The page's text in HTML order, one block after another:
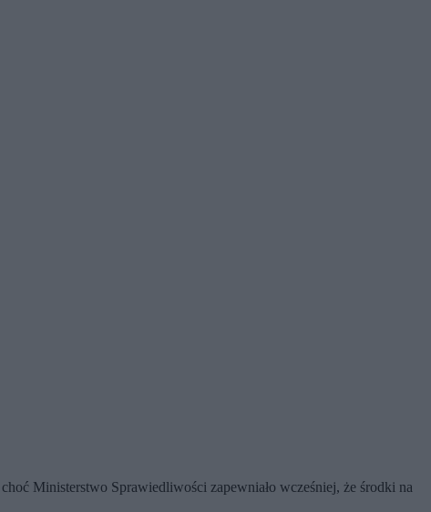
Ministerstwo Sprawiedliwości zapewniało wcześniej, że środki na